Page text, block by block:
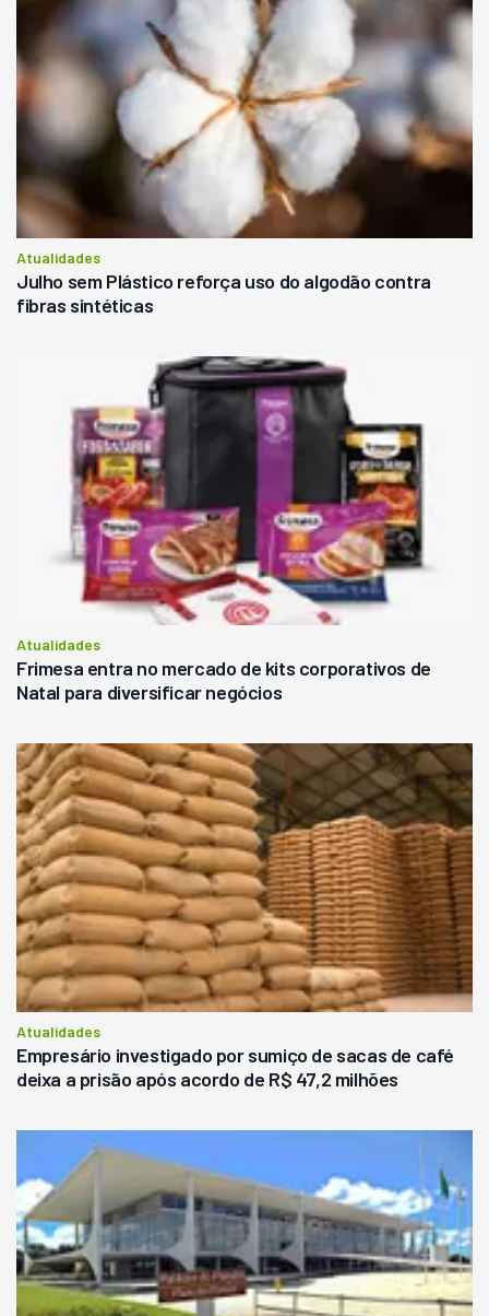
Atualidades
Julho sem Plástico reforça uso do algodão contra
fibras sintéticas
Atualidades
Frimesa entra no mercado de kits corporativos de
Natal para diversificar negócios
Atualidades
Empresário investigado por sumiço de sacas de café
deixa a prisão após acordo de R$ 47,2 milhões